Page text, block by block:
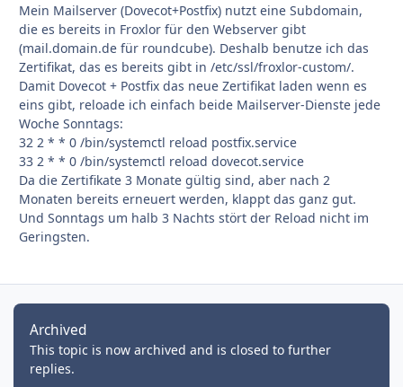
Mein Mailserver (Dovecot+Postfix) nutzt eine Subdomain,
die es bereits in Froxlor für den Webserver gibt
(mail.domain.de für roundcube). Deshalb benutze ich das
Zertifikat, das es bereits gibt in /etc/ssl/froxlor-custom/.
Damit Dovecot + Postfix das neue Zertifikat laden wenn es
eins gibt, reloade ich einfach beide Mailserver-Dienste jede
Woche Sonntags:
32 2 * * 0 /bin/systemctl reload postfix.service
33 2 * * 0 /bin/systemctl reload dovecot.service
Da die Zertifikate 3 Monate gültig sind, aber nach 2
Monaten bereits erneuert werden, klappt das ganz gut.
Und Sonntags um halb 3 Nachts stört der Reload nicht im
Geringsten.
Archived
This topic is now archived and is closed to further
replies.